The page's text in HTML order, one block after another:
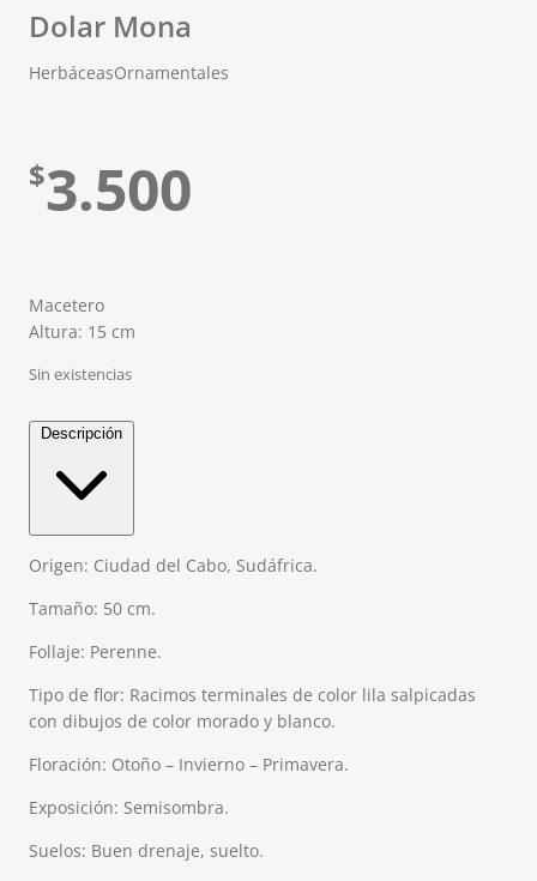
Dolar Mona
HerbáceasOrnamentales
$3.500
Macetero
Altura: 15 cm
Sin existencias
Descripción
Origen: Ciudad del Cabo, Sudáfrica.
Tamaño: 50 cm.
Follaje: Perenne.
Tipo de flor: Racimos terminales de color lila salpicadas
con dibujos de color morado y blanco.
Floración: Otoño – Invierno – Primavera.
Exposición: Semisombra.
Suelos: Buen drenaje, suelto.